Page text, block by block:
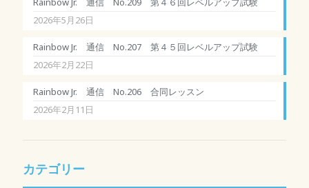
2026年5月26日
Rainbow Jr. 通信 No.207 第４５回レベルアップ試験
2026年2月22日
Rainbow Jr. 通信 No.206 合同レッスン
2026年2月11日
カテゴリー